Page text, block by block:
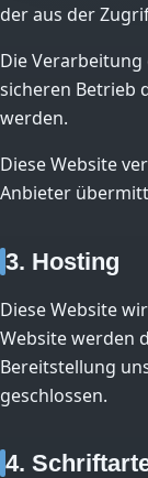
der aus der
Die
sicheren Betrieb
werden.
Diese Website
Anbieter
3. Hosting
Diese Website
Website werden
Bereitstellung
geschlossen.
4.